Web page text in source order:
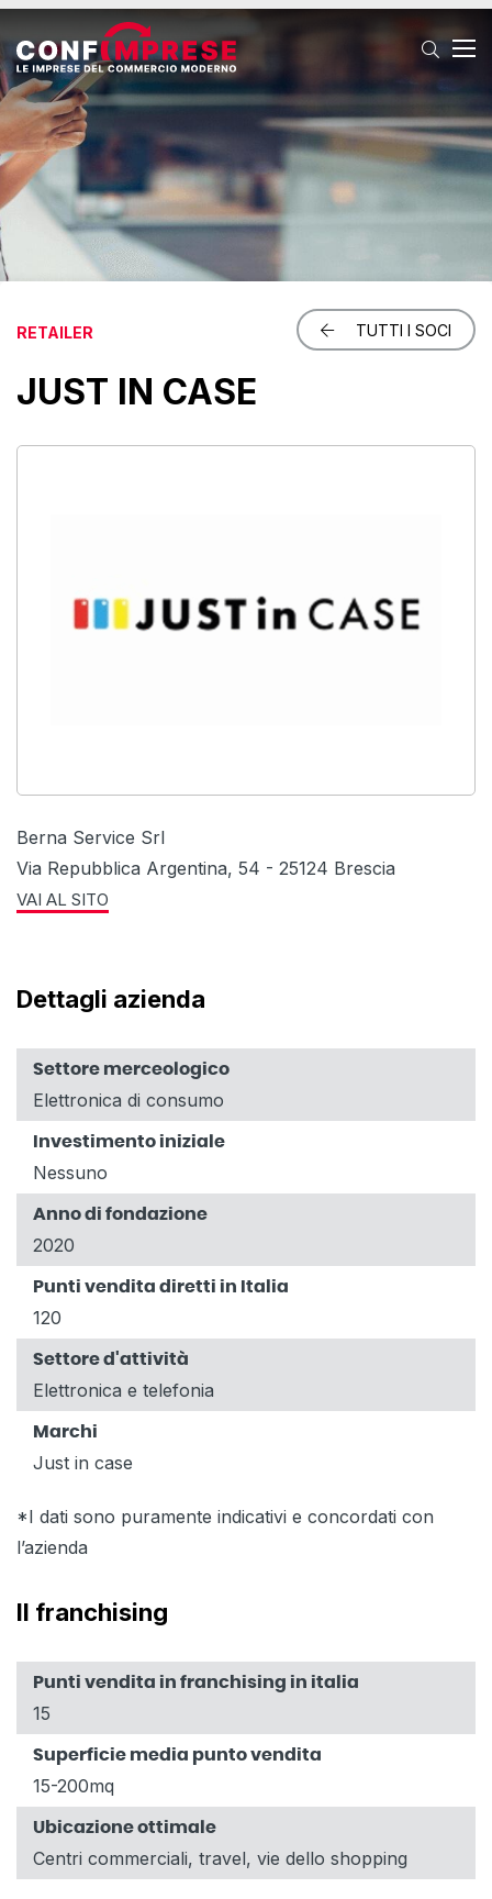
TUTTI I SOCI
RETAILER
JUST IN CASE
Berna Service Srl
Via Repubblica Argentina, 54 - 25124 Brescia
VAI AL SITO
Dettagli azienda
Settore merceologico
Elettronica di consumo
Investimento iniziale
Nessuno
Anno di fondazione
2020
Punti vendita diretti in Italia
120
Settore d'attività
Elettronica e telefonia
Marchi
Just in case
*I dati sono puramente indicativi e concordati con
l’azienda
Il franchising
Punti vendita in franchising in italia
15
Superficie media punto vendita
15-200mq
Ubicazione ottimale
Centri commerciali, travel, vie dello shopping